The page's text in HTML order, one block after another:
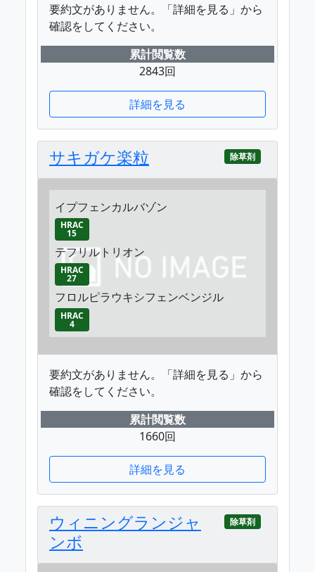
要約文がありません。「詳細を見る」から
確認をしてください。
累計閲覧数
2843回
詳細を見る
サキガケ楽粒 除草剤
イプフェンカルバゾン
HRAC
15
テフリルトリオン
HRAC
27
フロルピラウキシフェンベンジル
HRAC
4
要約文がありません。「詳細を見る」から
確認をしてください。
累計閲覧数
1660回
詳細を見る
ウィニングランジャ
ンボ
除草剤